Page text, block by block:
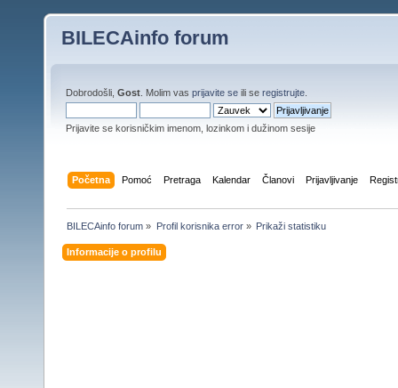
BILECAinfo forum
Dobrodošli, Gost . Molim vas prijavite se ili se registrujte
Prijavite se korisničkim imenom, lozinkom i dužinom sesije
Početna Pomoć Pretraga Kalendar Članovi Prijavljivanje
BILECAinfo forum » Profil korisnika error» Prikaži statistiku
Informacije o profilu